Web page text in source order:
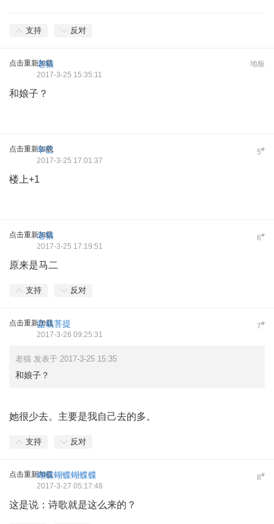
支持 反对
点击重新加载 地板
老猫
2017-3-25 15:35:11
和娘子？
点击重新加载 5#
辛巴
2017-3-25 17:01:37
楼上+1
点击重新加载 6#
老猫
2017-3-25 17:19:51
原来是马二
支持 反对
点击重新加载 7#
盆栽菩提
2017-3-26 09:25:31
老猫 发表于 2017-3-25 15:35
和娘子？
她很少去。主要是我自己去的多。
支持 反对
点击重新加载 8#
蝴蝶蝴蝶蝴蝶蝶
2017-3-27 05:17:48
这是说：诗歌就是这么来的？